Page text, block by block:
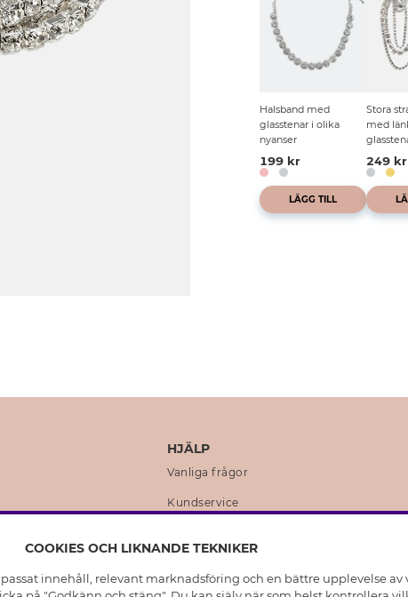
Halsband med
glasstenar i olika
nyanser
199 kr
LÄGG TILL
Stora
med
249 kr
HJÄLP
Vanliga frågor
Kundservice
Skötselråd skinnhandskar
COOKIES OCH LIKNANDE TEKNIKER
innehåll, relevant marknadsföring och en bättre upplevelse av